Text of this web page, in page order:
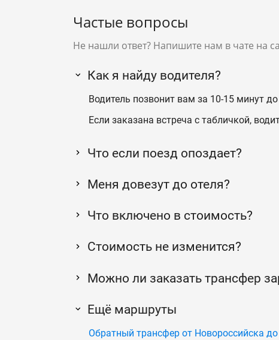
Частые вопросы
Не нашли ответ? Напишите нам в чате на
Как я найду водителя?
Водитель позвонит вам за 10-15 минут
Если заказана встреча с табличкой,
Что если поезд опоздает?
Меня довезут до отеля?
Что включено в стоимость?
Стоимость не изменится?
Можно ли заказать трансфер
Ещё маршруты
Обратный трансфер от Новороссийска